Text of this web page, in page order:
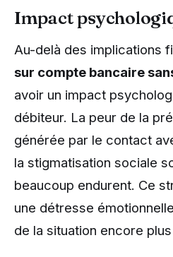
Impact
Au-delà des implications
sur compte bancaire
avoir un impact
débiteur. La peur de la
générée par le contact
la stigmatisation sociale
beaucoup endurent. Ce
une détresse
de la situation encore